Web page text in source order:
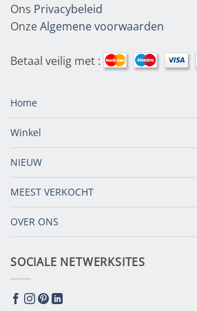
Ons Privacybeleid
OnzeAlgemene voorwaarden
Betaal veilig met :
Home
Winkel
NIEUW
MEEST VERKOCHT
OVER ONS
SOCIALE NETWERKSITES